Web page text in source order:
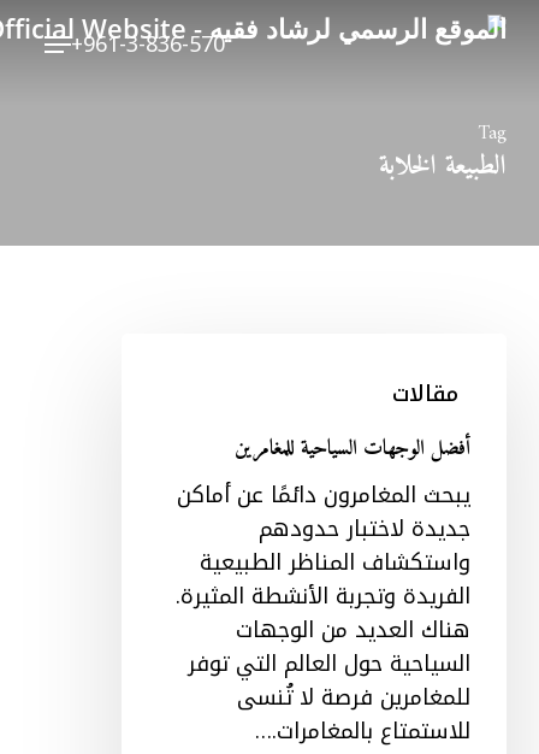
Skip
content
+961-3-836-570
Menu
Tag
الطبيعة الخلابة
الوجهات
للمغامرين
مقالات
أفضل الوجهات السياحية للمغامرين
يبحث المغامرون دائمًا عن أماكن
جديدة لاختبار حدودهم
واستكشاف المناظر الطبيعية
الفريدة وتجربة الأنشطة المثيرة.
هناك العديد من الوجهات
السياحية حول العالم التي توفر
للمغامرين فرصة لا تُنسى
للاستمتاع بالمغامرات.…